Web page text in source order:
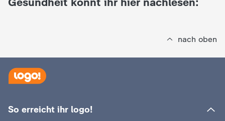
d
r
n
a
nach oben
So erreicht ihr logo!